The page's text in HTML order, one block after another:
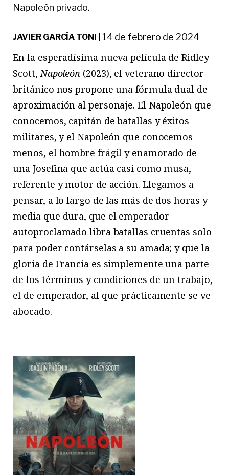
Napoleón privado.
JAVIER GARCÍA TONI 14 de febrero de 2024
En la esperadísima nueva película de Ridley
Scott,Napoleón (2023), el veterano director
británico nos propone una fórmula dual de
aproximación al personaje. El Napoleón que
conocemos, capitán de batallas y éxitos
militares, y el Napoleón que conocemos
menos, el hombre frágil y enamorado de
una Josefina que actúa casi como musa,
referente y motor de acción. Llegamos a
pensar, a lo largo de las más de dos horas y
media que dura, que el emperador
autoproclamado libra batallas cruentas solo
para poder contárselas a su amada; y que la
gloria de Francia es simplemente una parte
de los términos y condiciones de un trabajo,
el de emperador, al que prácticamente se ve
abocado.